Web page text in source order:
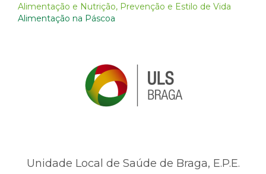
Alimentação e Nutrição, Prevenção e Estilo de Vida
Alimentação na Páscoa
Unidade Local de Saúde de Braga, E.P.E.